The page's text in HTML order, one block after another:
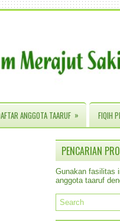
ANGGOTA TAARUF » FIQIH
PENCARIAN
Gunakan fasilitas
anggota taaruf